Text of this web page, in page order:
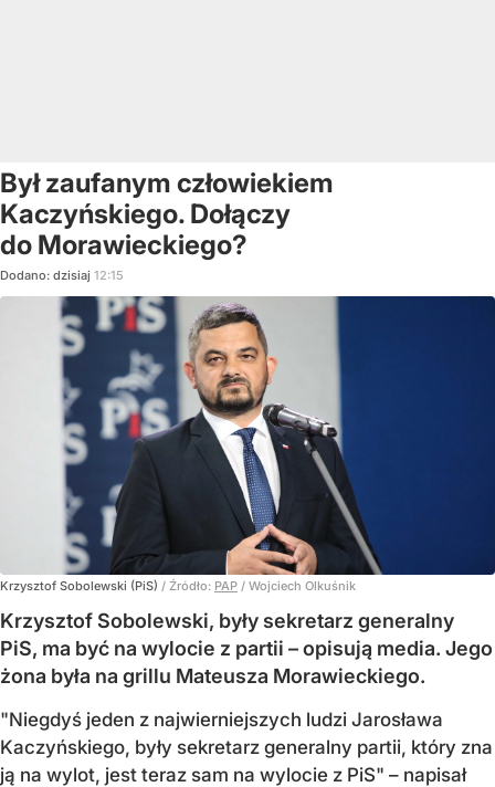
Był zaufanym człowiekiem
Kaczyńskiego. Dołączy
do Morawieckiego?
Dodano: dzisiaj 12:15
Krzysztof Sobolewski (PiS) / Źródło: PAP / Wojciech Olkuśnik
Krzysztof Sobolewski, były sekretarz generalny
PiS, ma być na wylocie z partii – opisują media. Jego
żona była na grillu Mateusza Morawieckiego.
"Niegdyś jeden z najwierniejszych ludzi Jarosława
Kaczyńskiego, były sekretarz generalny partii, który zna
ją na wylot, jest teraz sam na wylocie z PiS" – napisał